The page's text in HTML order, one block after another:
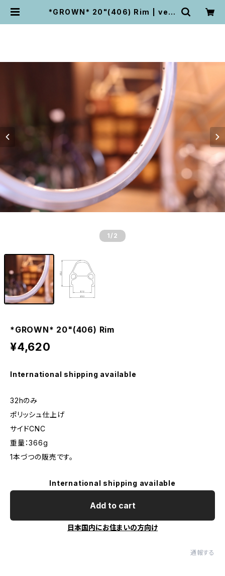
*GROWN* 20"(406) Rim | velo
1 /2
*GROWN* 20"(406) Rim
¥4,620
International shipping available
32hのみ
ポリッシュ仕上げ
サイドCNC
重量：366g
1本づつの販売です。
International shipping available
Add to cart
日本国内にお住まいの方向け
通報する